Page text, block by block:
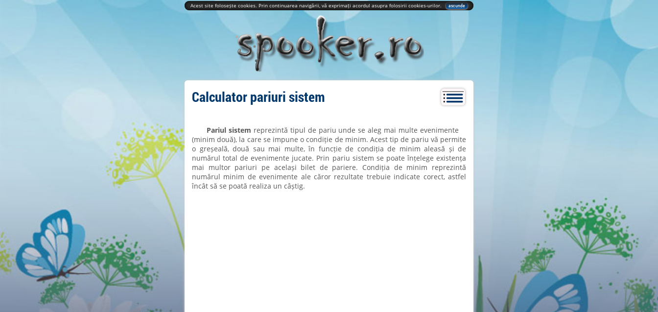
Acest site folosește cookies. Prin continuarea navigării, vă exprimați acordul asupra folosirii cookies-urilor. ascunde
Calculator pariuri sistem
Pariul sistem reprezintă tipul de pariu unde se aleg mai multe evenimente
(minim două), la care se impune o condiție de minim. Acest tip de pariu vă permite
o greșeală, două sau mai multe, în funcție de condiția de minim aleasă și de
numărul total de evenimente jucate. Prin pariu sistem se poate înțelege existența
mai multor pariuri pe același bilet de pariere. Condiția de minim reprezintă
numărul minim de evenimente ale căror rezultate trebuie indicate corect, astfel
încât să se poată realiza un câștig.